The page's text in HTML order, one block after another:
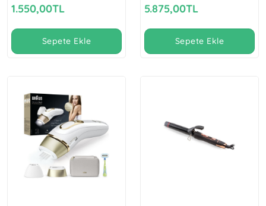
1.550,00TL
Sepete Ekle
5.875,00TL
Sepete Ekle